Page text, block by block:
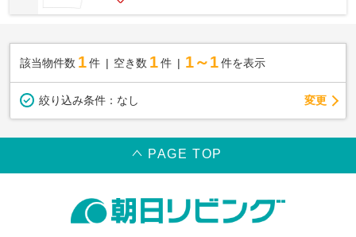
該当物件数 1件 空き数 1 件 1～1 件を表示
絞り込み条件： なし 変更
PAGE TOP